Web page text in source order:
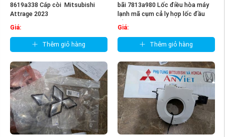
8619a338 Cáp còi Mitsubishi
Attrage 2023
Giá:
Thêm giỏ hàng
bãi 7813a980 Lốc điều hòa máy
lạnh mã cụm cả ly hợp lốc đầu
lốc ...
Giá:
Thêm giỏ hàng